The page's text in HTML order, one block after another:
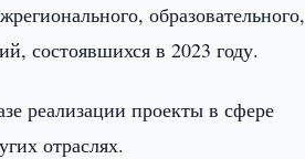
образовательного,
состоявшихся в 2023 году.
реализации проекты в сфере
отраслях.